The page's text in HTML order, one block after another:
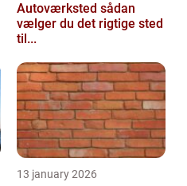
Autoværksted sådan
vælger du det rigtige sted
til...
13 january 2026